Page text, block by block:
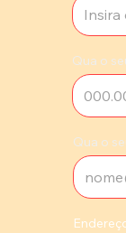
Qua o
Qua o